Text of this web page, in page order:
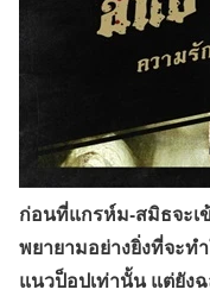
ก่อนที่แกรห์ม-สมิธจะเ
พยายามอย่างยิ่งที่จะท
แนวป็อปเท่านั้น แต่ยัง